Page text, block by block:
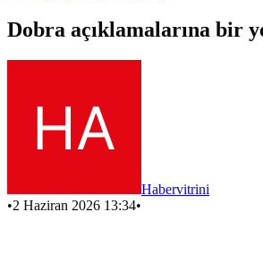
Dobra açıklamalarına bir
Habervitrini
•2 Haziran 2026 13:34•